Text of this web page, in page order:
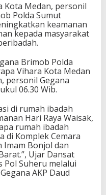
Kota Medan, personil
Polda Sumut
keamanan
kepada masyarakat
Brimob Polda
Vihara Kota Medan
personil Gegana
06.30 Wib.
di rumah ibadah
Hari Raya Waisak,
rumah ibadah
di Komplek Cemara
Imam Bonjol dan
Ujar Dansat
Pol Suheru melalui
AKP Daud